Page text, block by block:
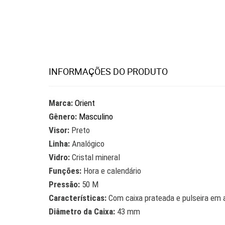
INFORMAÇÕES DO PRODUTO
Marca: Orient
Gênero: Masculino
Visor: Preto
Linha: Analógico
Vidro: Cristal mineral
Funções: Hora e calendário
Pressão: 50 M
Características: Com caixa prateada e pulseira em
Diâmetro da Caixa: 43 mm